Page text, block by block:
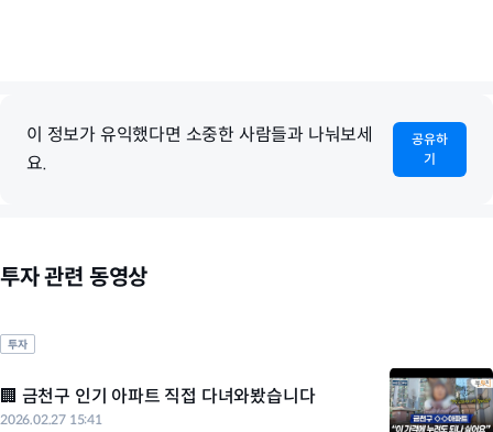
이 정보가 유익했다면 소중한 사람들과 나눠보세
요.
공유하
기
투자 관련 동영상
투자
🏢 금천구 인기 아파트 직접 다녀와봤습니다
2026.02.27 15:41